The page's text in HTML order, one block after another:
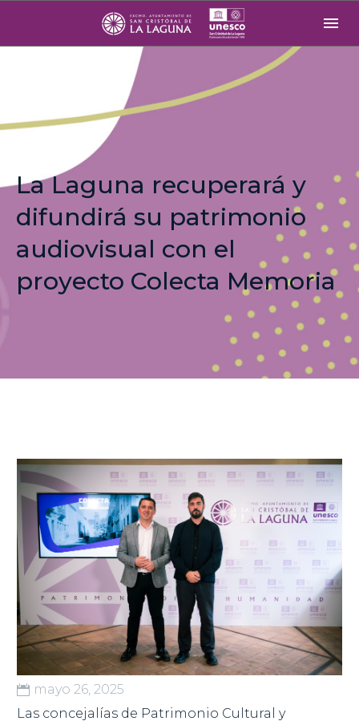
La Laguna recuperará y
difundirá su patrimonio
audiovisual con el
proyecto Colecta Memoria
mayo 26, 2025
Las concejalías de Patrimonio Cultural y